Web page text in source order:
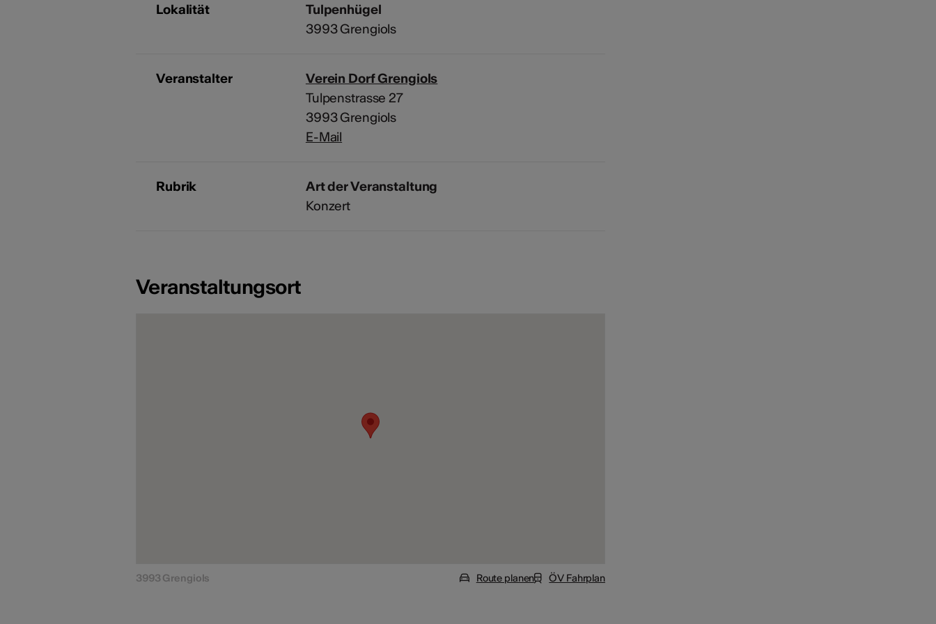
Lokalität
Tulpenhügel
3993 Grengiols
Veranstalter
Verein Dorf Grengiols
Tulpenstrasse 27
3993 Grengiols
E-Mail
Rubrik
Art der Veranstaltung
Konzert
Veranstaltungsort
3993 Grengiols Route planen ÖV Fahrplan